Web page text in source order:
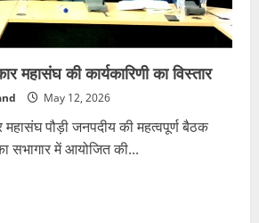
महासंघ की कार्यकारिणी का विस्तार
May 12, 2026
महासंघ पौड़ी जनपदीय की महत्वपूर्ण बैठक
सभागार में आयोजित की...